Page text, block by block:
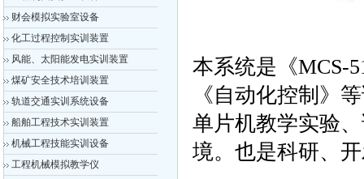
财会模拟实验室设备
化工过程控制实训装置
风能、太阳能发电实训装置
煤矿安全技术培训装置
轨道交通实训系统设备
船舶工程技术实训装置
机械工程技能实训设备
工程机械模拟教学仪
本系统是《MCS-
《自动化控制》
单片机教学实验
境。也是科研、